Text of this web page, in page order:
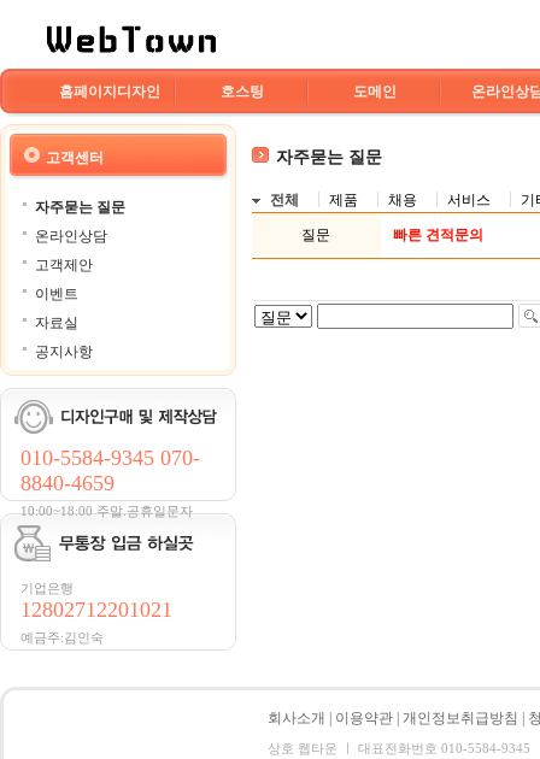
홈페이지디자인 호스팅 도메인 온라인상
고객센터
자주묻는 질문
온라인상담
고객제안
이벤트
자료실
공지사항
010-5584-9345 070-
8840-4659
10:00~18:00 주말.공휴일문자
기업은행
12802712201021
예금주:김인숙
자주묻는 질문
전체 제품 채용 서비스 기
질문 빠른 견적문의
회사소개 이용약관 개인정보취급방침
상호 웹타운 ㅣ 대표전화번호 010-5584-9345